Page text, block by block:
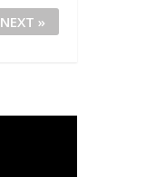
NEXT »